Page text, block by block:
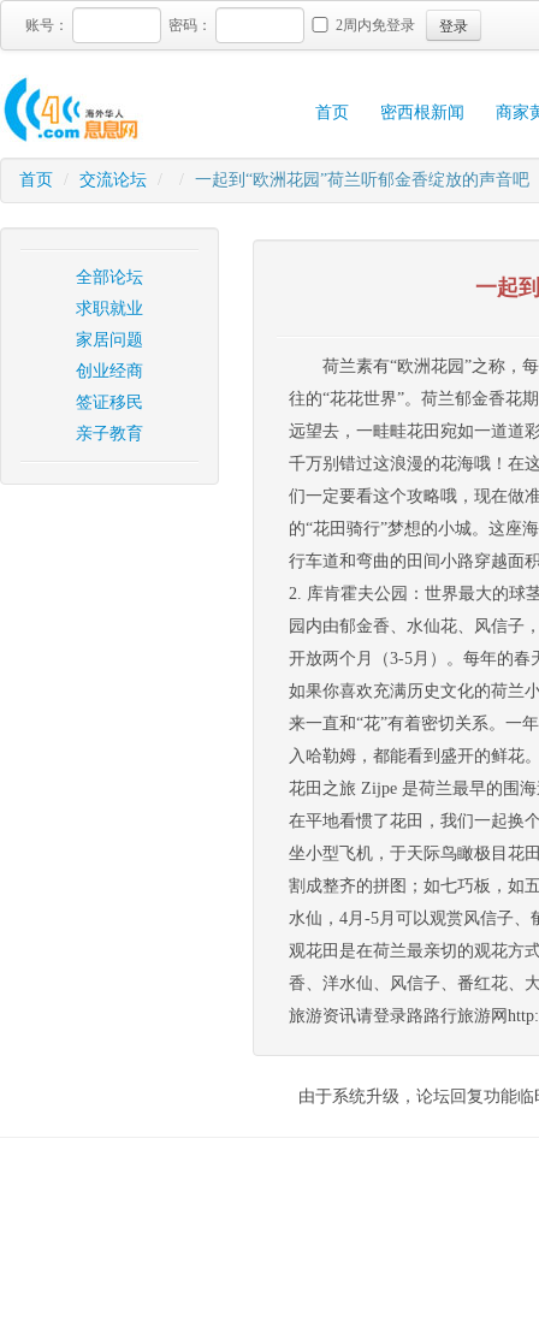
账号： 密码： 2周内免登录 登录
首页 密西根新闻 商家
首页 / 交流论坛 / / 一起到“欧洲花园”荷兰听郁金香绽放的声音吧
全部论坛
求职就业
家居问题
创业经商
签证移民
亲子教育
一起
荷兰素有“欧洲花园”之称，
往的“花花世界”。荷兰郁金香花
远望去，一畦畦花田宛如一道道
千万别错过这浪漫的花海哦！在
们一定要看这个攻略哦，现在做
的“花田骑行”梦想的小城。这座
行车道和弯曲的田间小路穿越面
2. 库肯霍夫公园：世界最大的球
园内由郁金香、水仙花、风信子
开放两个月（3-5月）。每年的
如果你喜欢充满历史文化的荷兰
来一直和“花”有着密切关系。一
入哈勒姆，都能看到盛开的鲜花
花田之旅 Zijpe 是荷兰最早的围
在平地看惯了花田，我们一起换
坐小型飞机，于天际鸟瞰极目花
割成整齐的拼图；如七巧板，如
水仙，4月-5月可以观赏风信子
观花田是在荷兰最亲切的观花方
香、洋水仙、风信子、番红花、
旅游资讯请登录路路行旅游网
由于系统升级，论坛回复功能临